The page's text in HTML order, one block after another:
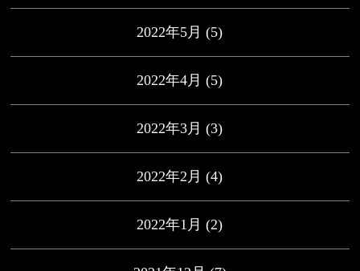
2022年5月 (5)
2022年4月 (5)
2022年3月 (3)
2022年2月 (4)
2022年1月 (2)